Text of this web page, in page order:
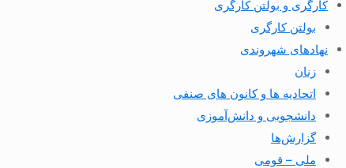
کارگری و بولتن کارگری
بولتن کارگری
نهادهای شهروندی
زنان
اتحادیه ها و کانون های صنفی
دانشجویی و دانش‌آموزی
گزارش‌ها
ملی – قومی